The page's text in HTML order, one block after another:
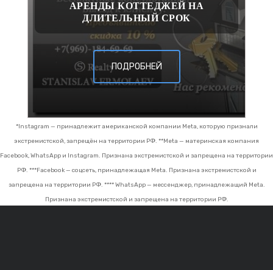
АРЕНДЫ КОТТЕДЖЕЙ НА
ДЛИТЕЛЬНЫЙ СРОК
ПОДРОБНЕЙ
*Instagram — принадлежит американской компании Meta, которую признали
экстремистской, запрещён на территории РФ. **Meta — материнская компания
Facebook, WhatsApp и Instagram. Признана экстремистской и запрещена на территории
РФ. ***Facebook — соцсеть, принадлежащая Meta. Признана экстремистской и
запрещена на территории РФ. **** WhatsApp — мессенджер, принадлежащий Meta.
Признана экстремистской и запрещена на территории РФ.